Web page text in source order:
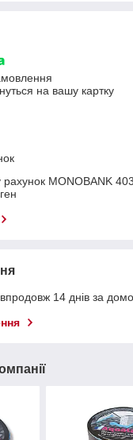
на вашу картку
рахунок MONOBANK
14 днів за